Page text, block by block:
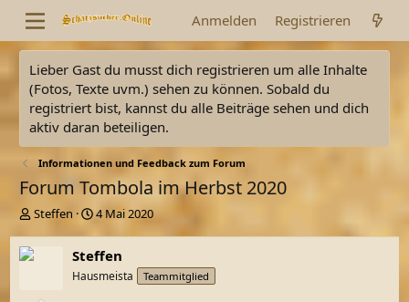
Anmelden Registrieren
Lieber Gast du musst dich registrieren um alle Inhalte
(Fotos, Texte uvm.) sehen zu können. Sobald du
registriert bist, kannst du alle Beiträge sehen und dich
aktiv daran beteiligen.
Informationen und Feedback zum Forum
Forum Tombola im Herbst 2020
E
t
Steffen
E
t
e
4 Mai 2020
Steffen
Hausmeista Teammitglied